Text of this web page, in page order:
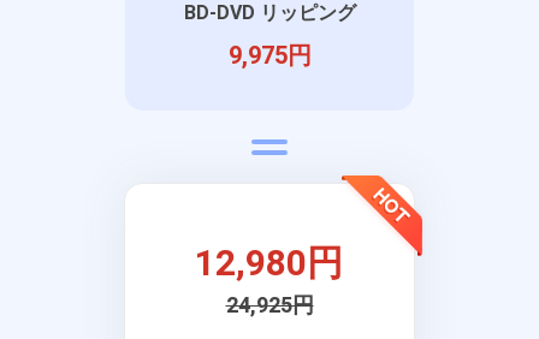
BD-DVD リッピング
9,975円
12,980円
24,925円